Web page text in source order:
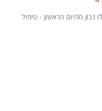
מהיום הראשון - טיפול